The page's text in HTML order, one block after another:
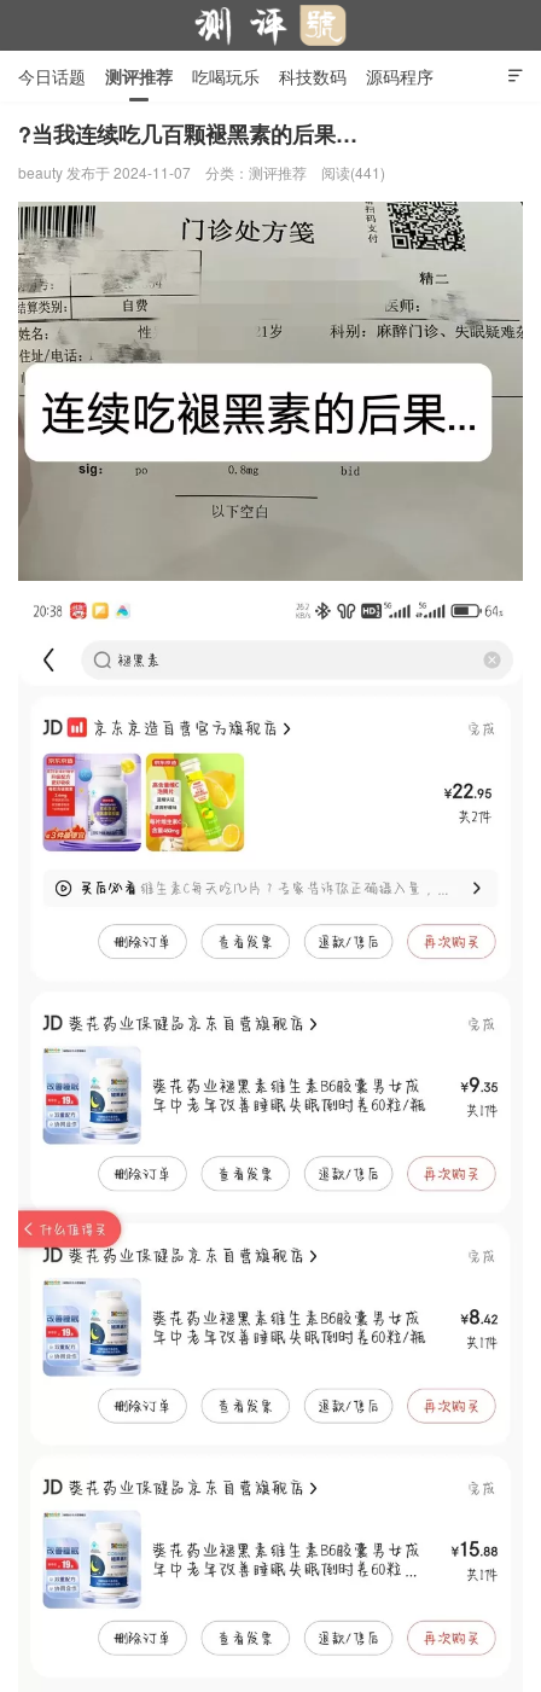
测评号

今日话题 测评推荐 吃喝玩乐 科技数码 源码程序
行业产品 在线投稿 隐私政策
?当我连续吃几百颗褪黑素的后果…
beauty 发布于 2024-11-07 分类： 测评推荐 阅读(441)